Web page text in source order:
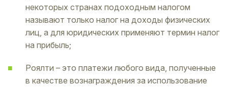
некоторых странах подоходным налогом
называют только налог на доходы физических
лиц, а для юридических применяют термин налог
на прибыль;
Роялти – это платежи любого вида, полученные
в качестве вознаграждения за использование